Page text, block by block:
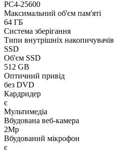
PC4-25600
Максимальний об'єм пам'яті
64 ГБ
Система зберігання
Типи внутрішніх накопичувачів
SSD
Об'єм SSD
512 GB
Оптичний привід
без DVD
Кардридер
є
Мультимедіа
Вбудована веб-камера
2Mp
Вбудований мікрофон
є